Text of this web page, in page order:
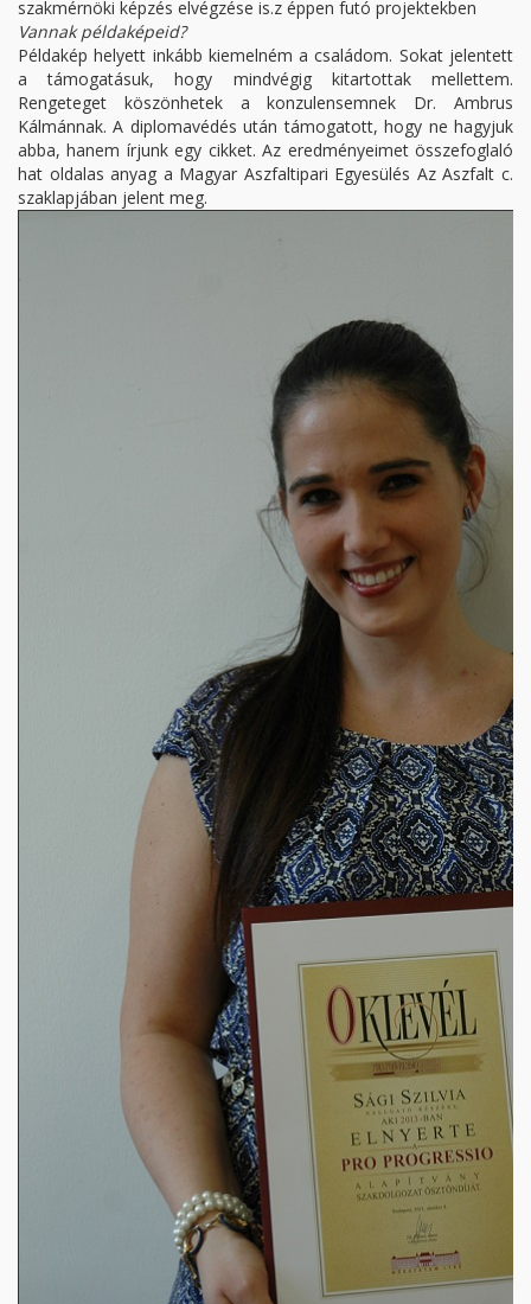
szakmérnöki képzés elvégzése is.z éppen futó projektekben
Vannak példaképeid?
Példakép helyett inkább kiemelném a családom. Sokat jelentett
a támogatásuk, hogy mindvégig kitartottak mellettem.
Rengeteget köszönhetek a konzulensemnek Dr. Ambrus
Kálmánnak. A diplomavédés után támogatott, hogy ne hagyjuk
abba, hanem írjunk egy cikket. Az eredményeimet összefoglaló
hat oldalas anyag a Magyar Aszfaltipari Egyesülés Az Aszfalt c.
szaklapjában jelent meg.